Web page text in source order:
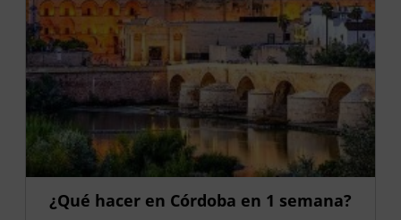
¿Qué hacer en Córdoba en 1 semana?